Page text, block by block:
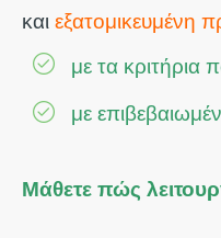
και εξατομικευμένη
με τα κριτήρια
με
Μάθετε πώς